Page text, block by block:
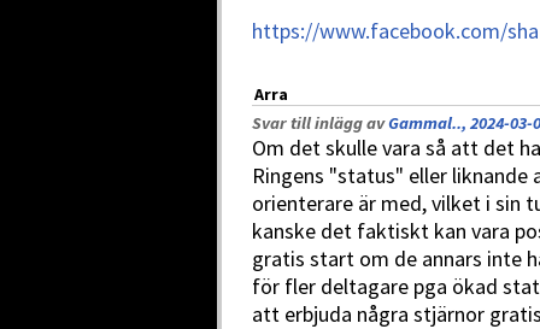
https://www.facebook.com/
Arra
Svar till inlägg avGammal.., 2024-03-
Om det skulle vara så att det
Ringens "status" eller liknande
orienterare är med, vilket i sin
kanske det faktiskt kan vara
gratis start om de annars inte
för fler deltagare pga ökad
att erbjuda några stjärnor